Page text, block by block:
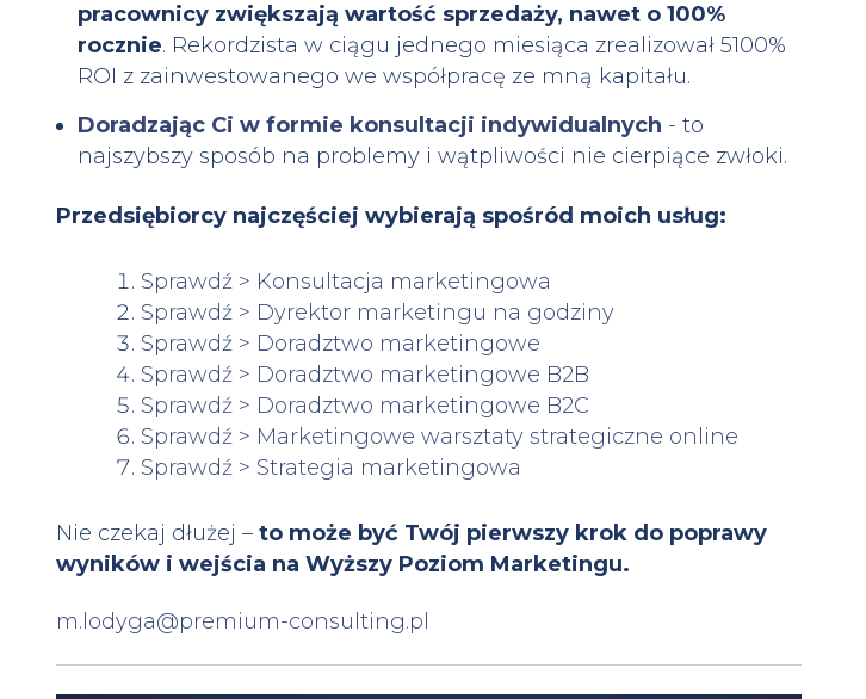
pracownicy zwiększają wartość sprzedaży, nawet o 100%
rocznie. Rekordzista w ciągu jednego miesiąca zrealizował 5100%
ROI z zainwestowanego we współpracę ze mną kapitału.
Doradzając Ci w formie konsultacji indywidualnych - to
najszybszy sposób na problemy i wątpliwości nie cierpiące zwłoki.
Przedsiębiorcy najczęściej wybierają spośród moich usług:
Sprawdź > Konsultacja marketingowa
Sprawdź > Dyrektor marketingu na godziny
Sprawdź > Doradztwo marketingowe
Sprawdź > Doradztwo marketingowe B2B
Sprawdź > Doradztwo marketingowe B2C
Sprawdź > Marketingowe warsztaty strategiczne online
Sprawdź > Strategia marketingowa
Nie czekaj dłużej – to może być Twój pierwszy krok do poprawy
wyników i wejścia na Wyższy Poziom Marketingu.
m.lodyga@premium-consulting.pl